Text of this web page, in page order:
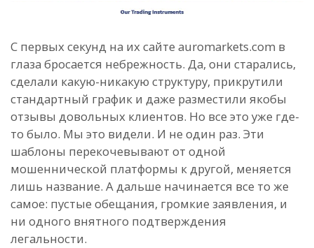
С первых секунд на их сайте auromarkets.com в
глаза бросается небрежность. Да, они старались,
сделали какую-никакую структуру, прикрутили
стандартный график и даже разместили якобы
отзывы довольных клиентов. Но все это уже где-
то было. Мы это видели. И не один раз. Эти
шаблоны перекочевывают от одной
мошеннической платформы к другой, меняется
лишь название. А дальше начинается все то же
самое: пустые обещания, громкие заявления, и
ни одного внятного подтверждения
легальности.